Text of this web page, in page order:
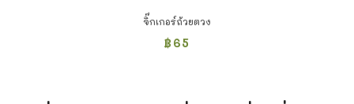
จิ๊กเกอร์ถ้วยตวง
฿ 65